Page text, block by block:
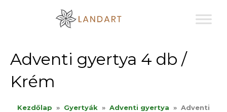
Adventi gyertya 4 db /
Krém
Kezdőlap » Gyertyák » Adventi gyertya » Adventi